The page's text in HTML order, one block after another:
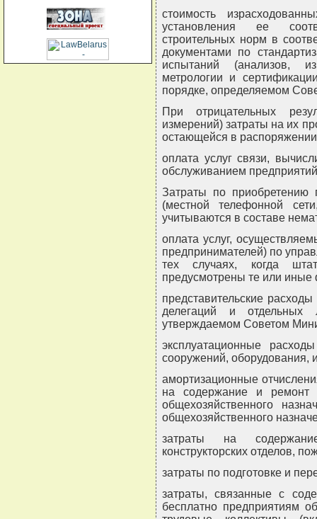
стоимость
установления ее
строительных норм в
документами по
испытаний (анализов,
метрологии и
порядке, определяемом
При отрицательных
измерений) затраты на их
остающейся в
оплата услуг связи,
обслуживанием
Затраты по приобретению
(местной телефонной
учитываются в составе
оплата услуг,
предпринимателей) по
тех случаях, когда
предусмотрены те или
представительские
делегаций и
утверждаемом Советом
эксплуатационные
сооружений, оборудования,
амортизационные
на содержание и ремонт
общехозяйственного
общехозяйственного
затраты на
конструкторских отделов,
затраты по подготовке и
затраты, связанные с
бесплатно предприятиям